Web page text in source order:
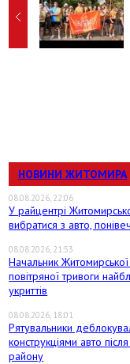
НОВИНИ ЖИТОМИРА
08.08.2026, 22:06
У райцентрі
вибратися з авто,
08.08.2026, 21:53
Начальник
повітряної тривоги
укриттів
08.08.2026, 18:01
Рятувальники
конструкціями авто
району